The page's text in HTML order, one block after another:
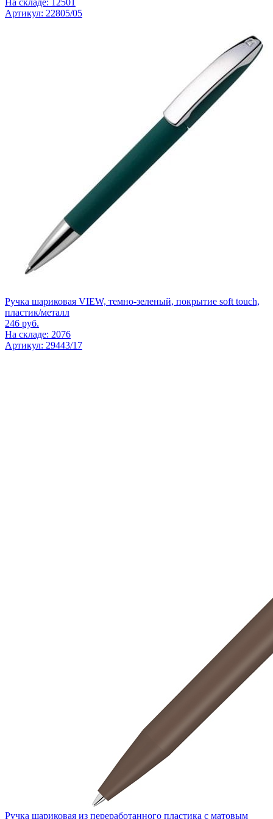
Артикул: 22805/05
Ручка шариковая VIEW, темно-зеленый, покрытие soft touch,
пластик/металл
246 руб.
На складе: 2076
Артикул: 29443/17
Ручка шариковая из переработанного пластика с матовым